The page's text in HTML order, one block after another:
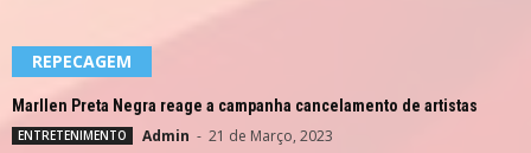
REPECAGEM
Marllen Preta Negra reage a campanha cancelamento de artistas
ENTRETENIMENTO Admin - 21 de Março, 2023